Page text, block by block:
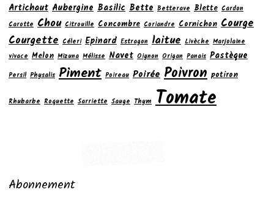
Artichaut Aubergine Basilic Bette Betterave Blette Cardon
Carotte Chou Citrouille Concombre Coriandre Cornichon Courge
Courgette Céleri Epinard Estragon laitue Livèche Marjolaine
vivace Melon Mizuna Mélisse Navet Oignon Origan Panais Pastèque
Persil Physalis Piment Poireau Poirée Poivron potiron
Rhubarbe Roquette Sarriette Sauge Thym Tomate
Abonnement